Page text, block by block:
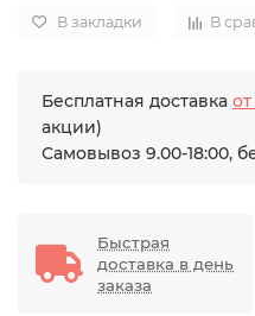
В закладки В
Бесплатная доставка
акции)
Самовывоз 9.00-18:00,
Быстрая
доставка в день
заказа